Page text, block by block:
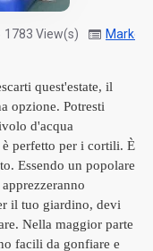
1783 View(s)
quest'estate, il
opzione. Potresti
d'acqua
perfetto per i cortili. È
Essendo un popolare
il tuo giardino, devi
Nella maggior parte
facili da gonfiare e